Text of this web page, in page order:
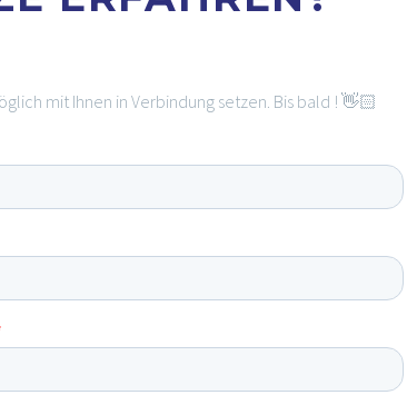
mit Ihnen in Verbindung setzen. Bis bald ! 👋🏻